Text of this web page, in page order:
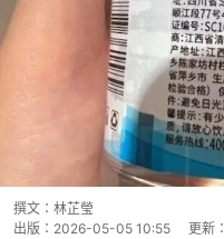
撰文： 林芷瑩
出版： 2026-05-05 10:55 更新：